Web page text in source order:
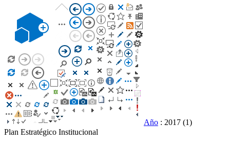
Año : 2017 (1)
Plan Estratégico Institucional